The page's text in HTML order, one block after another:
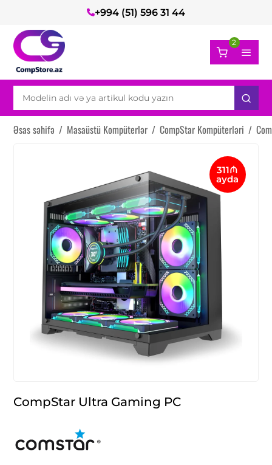
+994 (51) 596 31 44
2
Əsas səhifə / Masaüstü Kompüterlər / CompStar Kompüterləri /
311₼
ayda
CompStar Ultra Gaming PC